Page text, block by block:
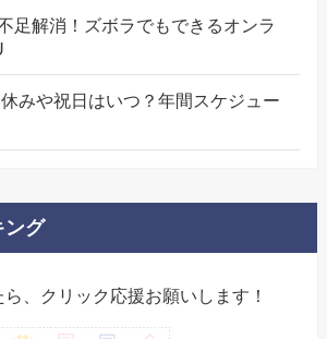
足解消！ズボラでもできるオンラ
みや祝日はいつ？年間スケジュー
ング
、クリック応援お願いします！